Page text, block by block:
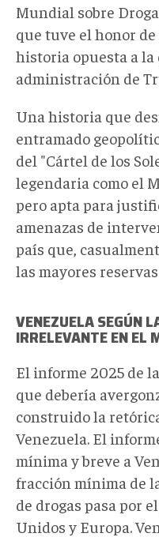
Mundial sobre
que tuve el honor
historia opuesta a
administración de
Una historia que
entramado
del "Cártel de los
legendaria como el
pero apta para
amenazas de
país que,
las mayores
VENEZUELA SEGÚN
IRRELEVANTE EN EL
El informe 2025 de
que debería
construido la
Venezuela. El
mínima y breve a
fracción mínima de
de drogas pasa por
Unidos y Europa.